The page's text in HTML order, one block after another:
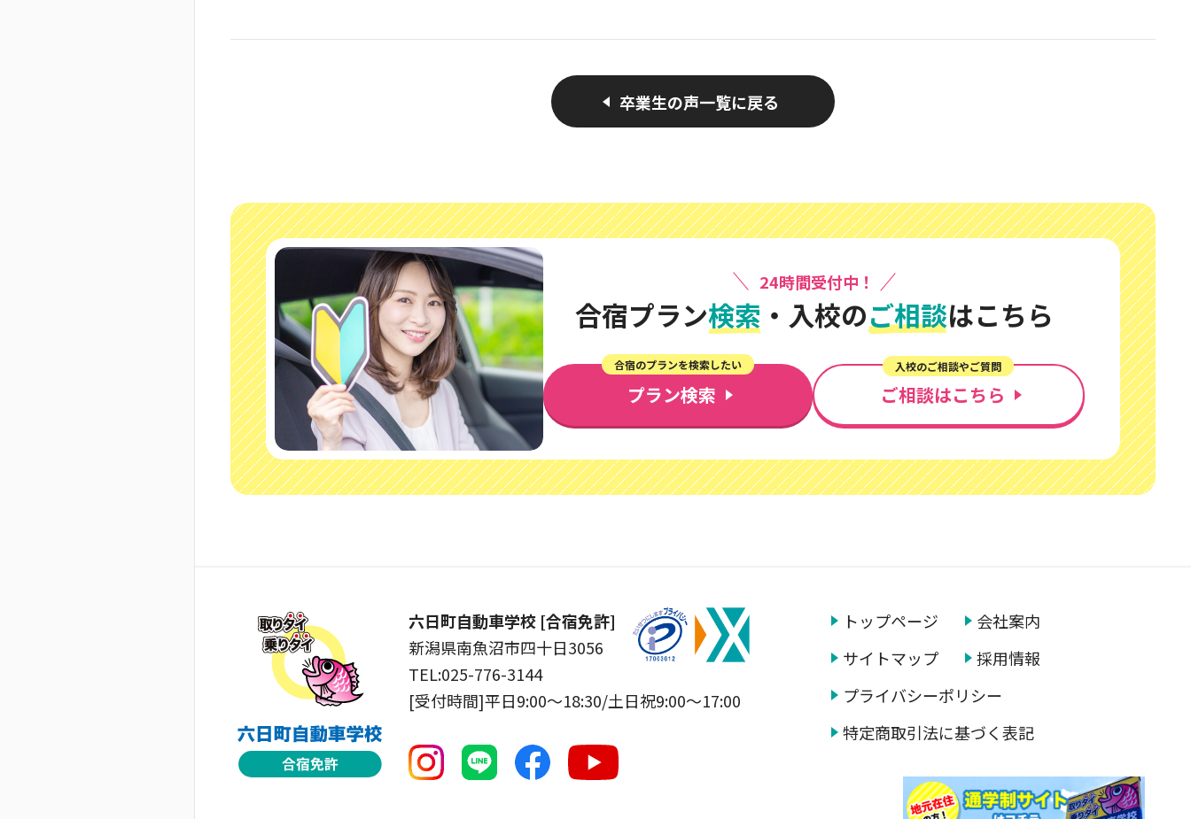
くださったりして楽しかった！充実し
卒業生の声一覧に戻る
24時間受付中！
合宿プラン検索 ・ 入校のご相談はこちら
プラン検索
合宿のプランを検索したい
ご相談はこちら
入校のご相談やご質問
六日町自動車学校 [合宿免許]
新潟県南魚沼市四十日3056
TEL:025-776-3144
[受付時間]平日9:00〜18:30/土日祝9:00〜17:00
トップページ
会社案内
サイトマップ
採用情報
プライバシーポリシー
特定商取引法に基づく表記